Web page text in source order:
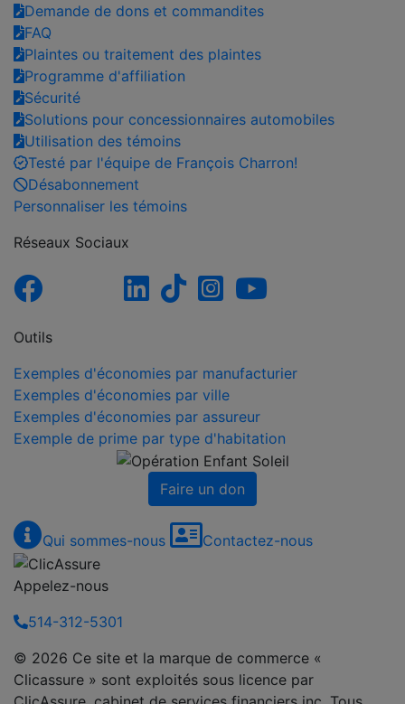
Demande de dons et commandites
FAQ
Plaintes ou traitement des plaintes
Programme d'affiliation
Sécurité
Solutions pour concessionnaires automobiles
Utilisation des témoins
Testé par l'équipe de François Charron!
Désabonnement
Personnaliser les témoins
Réseaux Sociaux
Outils
Exemples d'économies par manufacturier
Exemples d'économies par ville
Exemples d'économies par assureur
Exemple de prime par type d'habitation
Faire un don
Qui sommes-nous Contactez-nous
Appelez-nous
514-312-5301
© 2026 Ce site et la marque de commerce «
Clicassure » sont exploités sous licence par